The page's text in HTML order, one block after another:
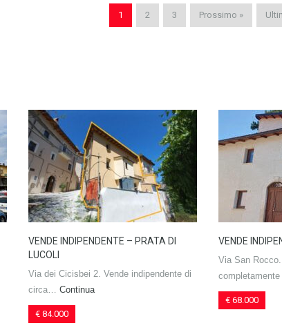
1 2 3 Prossimo »
VENDE INDIPENDENTE – PRATA DI
LUCOLI
Via dei Cicisbei 2. Vende indipendente di
circa… Continua
€ 84.000
VENDE
Via San
€ 68.000